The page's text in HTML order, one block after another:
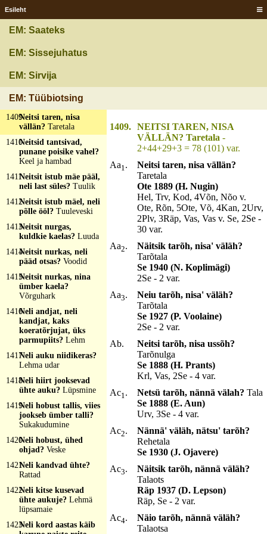
Esileht
EM: Saateks
EM: Sissejuhatus
EM: Sirvija
EM: Tüübiotsing
ehte näisse siiä maale?
Päe
1406Neitsi istub toas,
1407Neitsi naard läbi katõ
Neitsi nellätölläkille,
uutab urva pistetävä?
Tuul
1409Neitsi taren, nisa
vällän? Taretala
1410Neitsid tantsivad,
punane poisike vahel?
Keel ja hambad
1411Neitsit istub mäe pääl,
neli last süles? Tuulik
1412Neitsit istub mäel, neli
põlle ööl? Tuuleveski
1413Neitsit nurgas,
kuldkie kaelas? Luuda
1414Neitsit nurkas, neli
pääd otsas? Voodid
1415Neitsit nurkas, nina
ümber kaela?
Võrguhark
1416Neli andjat, neli
kandjat, kaks
koeratõrjujat, üks
parmupiits? Lehm
1417Neli auku niidikeras?
Lehma udar
1418Neli hiirt jooksevad
ühte auku? Lüpsmine
1419Neli hobust tallis, viies
jookseb ümber talli?
Sukakudumine
1420Neli hobust, ühed
ohjad? Veske
1421Neli kandvad ühte?
Rattad
1422Neli kitse kusevad
ühte aukuje? Lehmä
lüpsamaie
1423Neli kord aastas käib
1409. NEITSI TAREN, NISA
VÄLLÄN? Taretala -
2+44+29+3 = 78 (101) var.
Aa1.
Neitsi taren, nisa vällän?
Taretala
Ote 1889 (H. Nugin)
Hel, Trv, Kod, 4Võn, Nõo v.
Ote, Rõn, 5Ote, Võ, 4Kan, 2Urv,
2Plv, 3Räp, Vas, Vas v. Se, 2Se -
30 var.
Aa2.
Näitsik tarõh, nisa' väläh?
Tarõtala
Se 1940 (N. Koplimägi)
2Se - 2 var.
Aa3.
Neiu tarõh, nisa' väläh?
Tarõtala
Se 1927 (P. Voolaine)
2Se - 2 var.
Ab.
Neitsi tarõh, nisa ussõh?
Tarõnulga
Se 1888 (H. Prants)
Krl, Vas, 2Se - 4 var.
Ac1. Netsü tarõh, nännä välah?Tala
Se 1888 (E. Aun)
Urv, 3Se - 4 var.
Ac2.
Nännä' väläh, nätsu' tarõh?
Rehetala
Se 1930 (J. Ojavere)
Ac3.
Näitsik tarõh, nännä väläh?
Talaots
Räp 1937 (D. Lepson)
Räp, Se - 2 var.
Ac4.
Näio tarõh, nännä väläh?
Talaotsa